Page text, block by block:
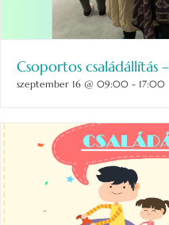
Csoportos családállítás –
szeptember 16 @ 09:00- 17:00